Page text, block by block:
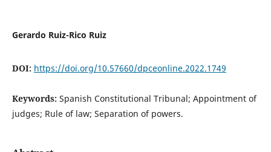
Gerardo Ruiz-Rico Ruiz
DOI: https://doi.org/10.57660/dpceonline.2022.1749
Keywords: Spanish Constitutional Tribunal; Appointment of
judges; Rule of law; Separation of powers.